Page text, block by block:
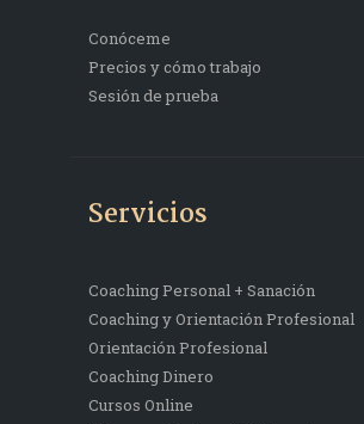
Conóceme
Precios y cómo trabajo
Sesión de prueba
Servicios
Coaching Personal + Sanación
Coaching y Orientación Profesional
Orientación Profesional
Coaching Dinero
Cursos Online